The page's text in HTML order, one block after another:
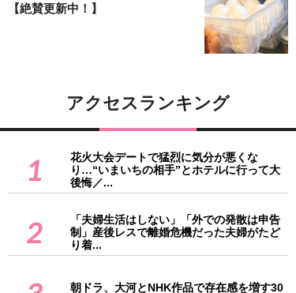
【絶賛更新中！】
アクセスランキング
1
花火大会デートで猛烈に気分が悪くな
り…“いまいちの相手”とホテルに行って大
後悔／...
2
「夫婦生活はしない」「外での発散は申告
制」産後レスで離婚危機だった夫婦がたど
り着...
朝ドラ、大河とNHK作品で存在感を増す30